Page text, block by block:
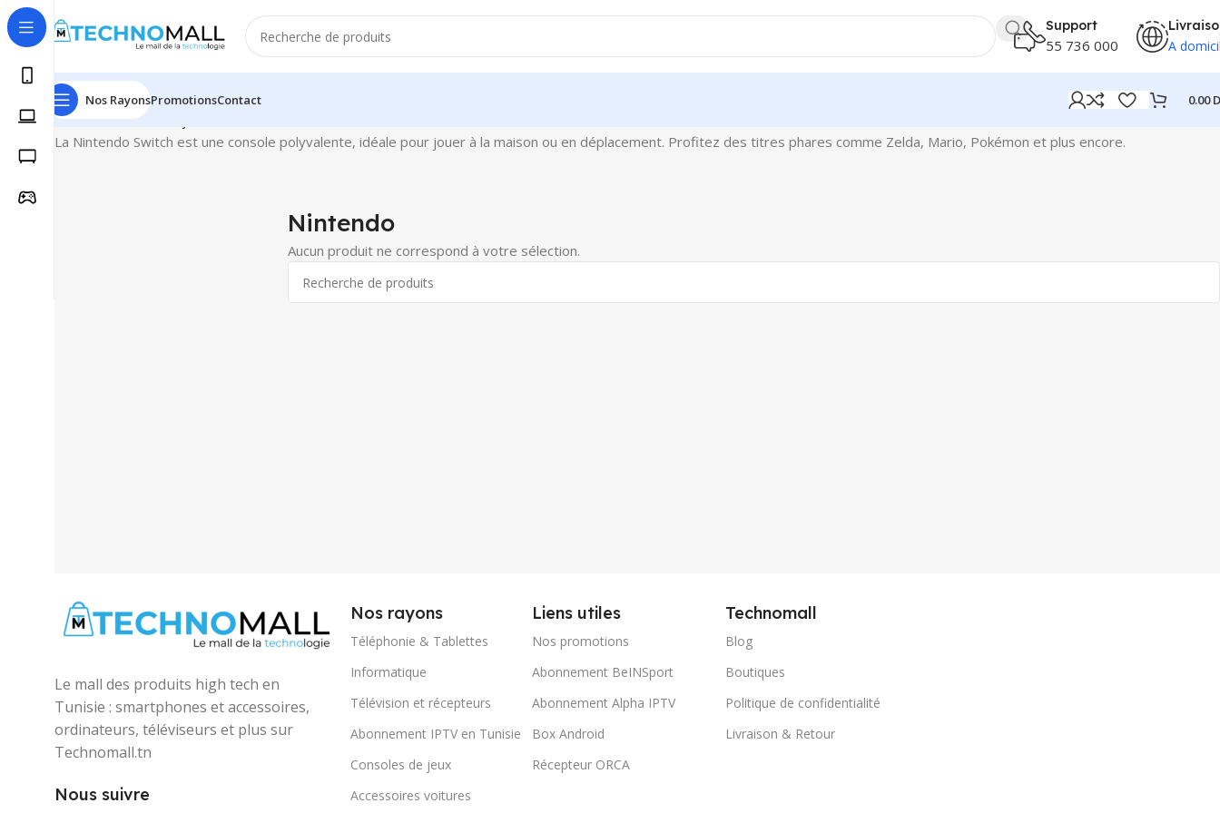
Support
55 736 000 A
Nos RayonsPromotionsContact 0.00
Accueil Consoles de jeux
La Nintendo Switch est une console polyvalente, idéale pour jouer à la maison ou en déplacement. Profitez des titres phares comme Zelda, Mario, Pokémon et plus encore.
Nintendo
Aucun produit ne correspond à votre sélection.
Le mall des produits high tech en
Tunisie : smartphones et accessoires,
ordinateurs, téléviseurs et plus sur
Technomall.tn
Nous suivre
Nos rayons
Téléphonie & Tablettes
Informatique
Télévision et récepteurs
Abonnement IPTV en Tunisie
Consoles de jeux
Accessoires voitures
Liens utiles
Nos promotions
Abonnement BeINSport
Abonnement Alpha IPTV
Box Android
Récepteur ORCA
Technomall
Blog
Boutiques
Politique de confidentialité
Livraison & Retour